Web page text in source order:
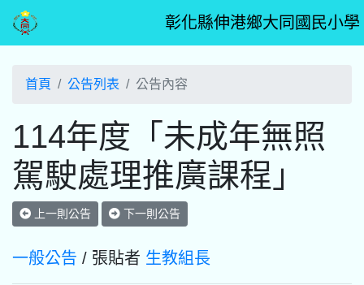
彰化縣伸港鄉大同國民小學
首頁 公告列表 公告內容
114年度「未成年無照
駕駛處理推廣課程」
上一則公告 下一則公告
一般公告 / 張貼者 生教組長